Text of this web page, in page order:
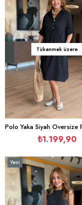
Tükenmek üzere
₺1.199,90
Yeni
Ürün